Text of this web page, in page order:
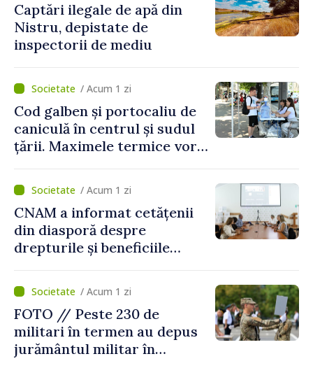
Captări ilegale de apă din
Nistru, depistate de
inspectorii de mediu
/ Acum 1 zi
Cod galben și portocaliu de
caniculă în centrul și sudul
țării. Maximele termice vor
/ Acum 1 zi
CNAM a informat cetățenii
din diasporă despre
drepturile și beneficiile
/ Acum 1 zi
FOTO // Peste 230 de
militari în termen au depus
jurământul militar în